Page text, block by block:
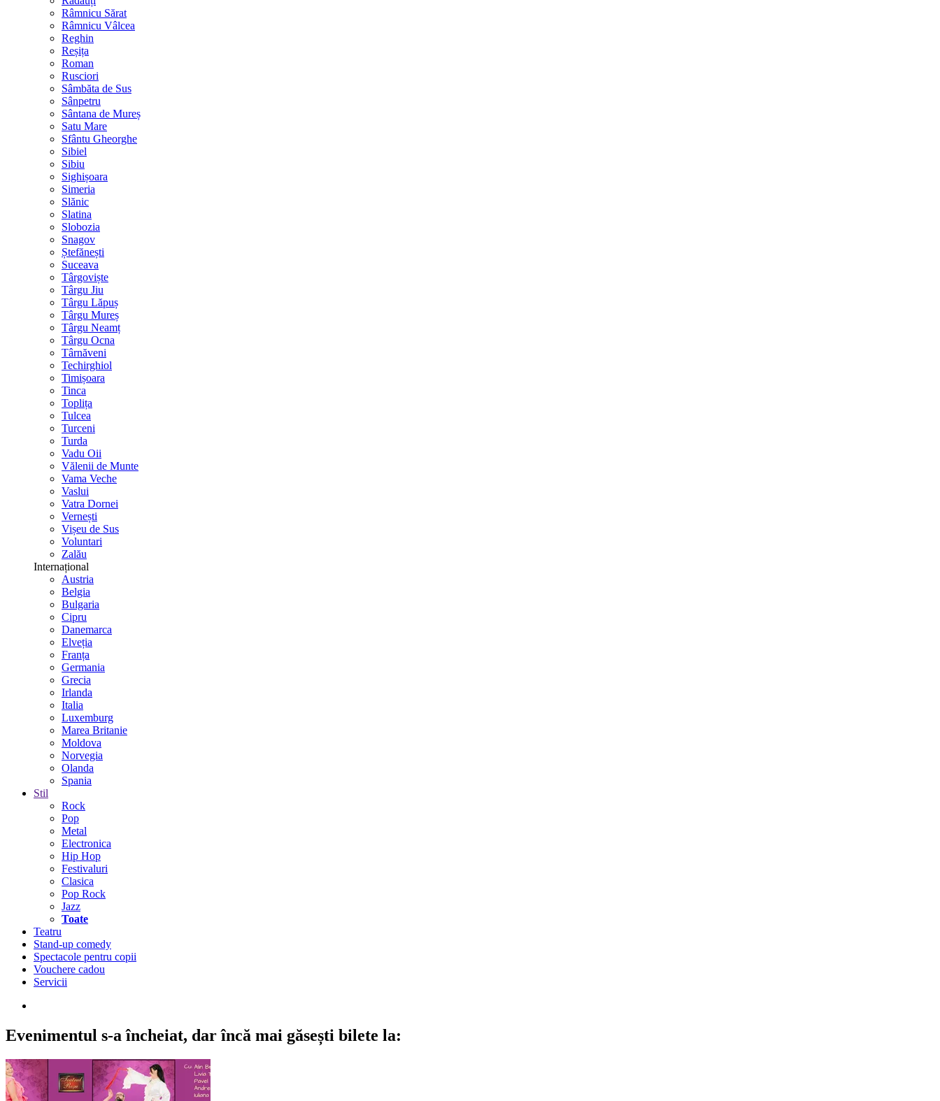
Râmnicu Sărat
Râmnicu Vâlcea
Reghin
Reșița
Roman
Rusciori
Sâmbăta de Sus
Sânpetru
Sântana de Mureș
Satu Mare
Sfântu Gheorghe
Sibiel
Sibiu
Sighișoara
Simeria
Slănic
Slatina
Slobozia
Snagov
Ștefănești
Suceava
Târgoviște
Târgu Jiu
Târgu Lăpuș
Târgu Mureș
Târgu Neamț
Târgu Ocna
Târnăveni
Techirghiol
Timișoara
Tinca
Toplița
Tulcea
Turceni
Turda
Vadu Oii
Vălenii de Munte
Vama Veche
Vaslui
Vatra Dornei
Vernești
Vișeu de Sus
Voluntari
Zalău
Internațional
Austria
Belgia
Bulgaria
Cipru
Danemarca
Elveția
Franța
Germania
Grecia
Irlanda
Italia
Luxemburg
Marea Britanie
Moldova
Norvegia
Olanda
Spania
Stil
Rock
Pop
Metal
Electronica
Hip Hop
Festivaluri
Clasica
Pop Rock
Jazz
Toate
Teatru
Stand-up comedy
Spectacole pentru copii
Vouchere cadou
Servicii
Evenimentul s-a încheiat, dar încă mai găsești bilete la: